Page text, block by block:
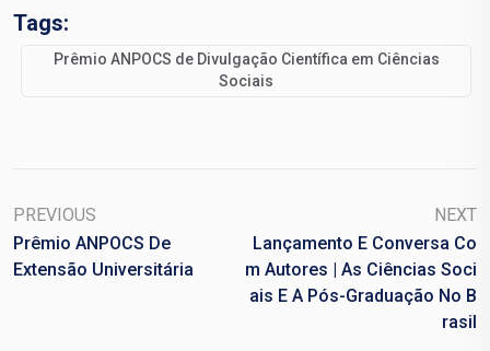
Tags:
Prêmio ANPOCS de Divulgação Científica em Ciências
Sociais
PREVIOUS
Prêmio ANPOCS De
Extensão Universitária
NEXT
Lançamento E Conversa Co
M Autores | As Ciências Soci
Ais E A Pós-Graduação No B
Rasil